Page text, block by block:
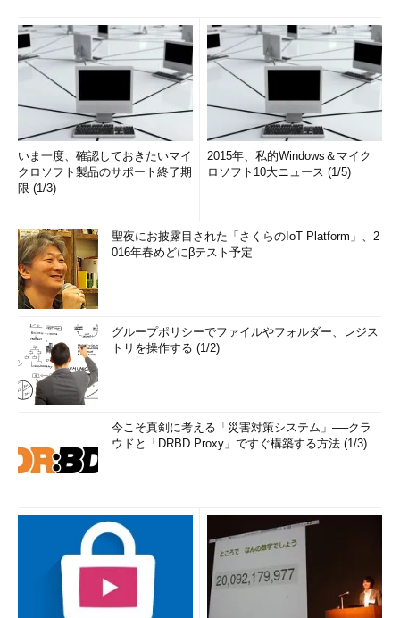
いま一度、確認しておきたいマイ
クロソフト製品のサポート終了期
限 (1/3)
2015年、私的Windows＆マイク
ロソフト10大ニュース (1/5)
聖夜にお披露目された「さくらのIoT Platform」、2
016年春めどにβテスト予定
グループポリシーでファイルやフォルダー、レジス
トリを操作する (1/2)
今こそ真剣に考える「災害対策システム」──クラ
ウドと「DRBD Proxy」ですぐ構築する方法 (1/3)